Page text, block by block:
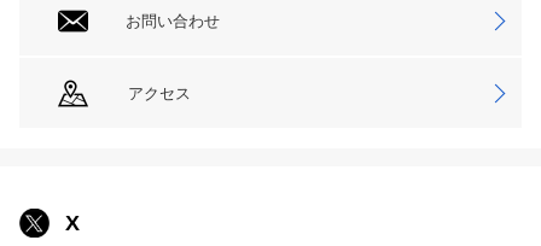
お問い合わせ
アクセス
X